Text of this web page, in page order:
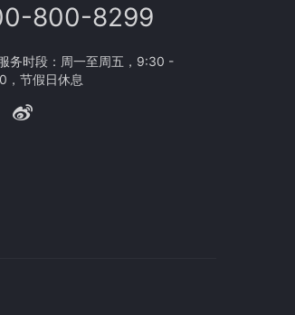
800-8299
务时段：周一至周五，9:30 -
，节假日休息